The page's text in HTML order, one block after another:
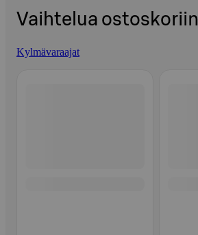
Vaihtelua ostoskoriin
Kylmävaraajat